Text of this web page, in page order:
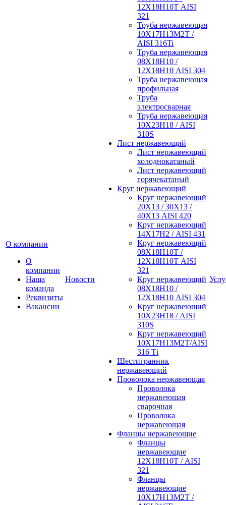
О компании
О
компании
Наша
команда
Реквизиты
Вакансии
Новости
12Х18Н10Т AISI
321
Труба нержавеющая
10Х17Н13М2Т /
AISI 316Ti
Труба нержавеющая
08Х18Н10 /
12Х18Н10 AISI 304
Труба нержавеющая
профильная
Труба
электросварная
Труба нержавеющая
10Х23Н18 / AISI
310S
Лист нержавеющий
Лист нержавеющий
холоднокатаный
Лист нержавеющий
горячекатаный
Круг нержавеющий
Круг нержавеющий
20Х13 / 30Х13 /
40Х13 AISI 420
Круг нержавеющий
14Х17Н2 / AISI 431
Круг нержавеющий
08Х18Н10Т /
12Х18Н10Т AISI
321
Круг нержавеющий
08Х18Н10 /
12Х18Н10 AISI 304
Круг нержавеющий
10Х23Н18 / AISI
310S
Круг нержавеющий
10Х17Н13М2Т/AISI
316 Тi
Шестигранник
нержавеющий
Проволока нержавеющая
Проволока
нержавеющая
сварочная
Проволока
нержавеющая
Фланцы нержавеющие
Фланцы
нержавеющие
12Х18Н10Т / AISI
321
Фланцы
нержавеющие
10Х17Н13М2Т /